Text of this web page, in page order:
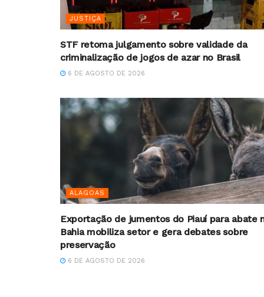
JUSTIÇA
STF retoma julgamento sobre validade da
criminalização de jogos de azar no Brasil
6 DE AGOSTO DE 2026
ALAGOAS
Exportação de jumentos do Piauí para abate
Bahia mobiliza setor e gera debates sobre
preservação
6 DE AGOSTO DE 2026